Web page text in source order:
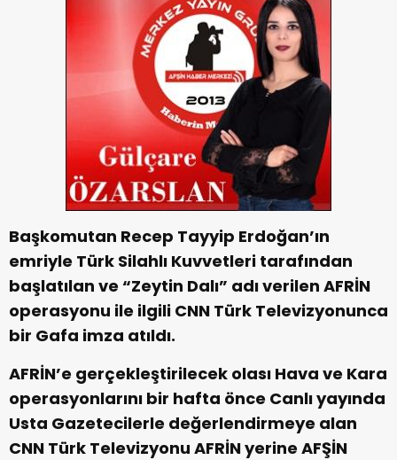
Başkomutan Recep Tayyip Erdoğan’ın
emriyle Türk Silahlı Kuvvetleri tarafından
başlatılan ve “Zeytin Dalı” adı verilen AFRİN
operasyonu ile ilgili CNN Türk Televizyonunca
bir Gafa imza atıldı.
AFRİN’e gerçekleştirilecek olası Hava ve Kara
operasyonlarını bir hafta önce Canlı yayında
Usta Gazetecilerle değerlendirmeye alan
CNN Türk Televizyonu AFRİN yerine AFŞİN